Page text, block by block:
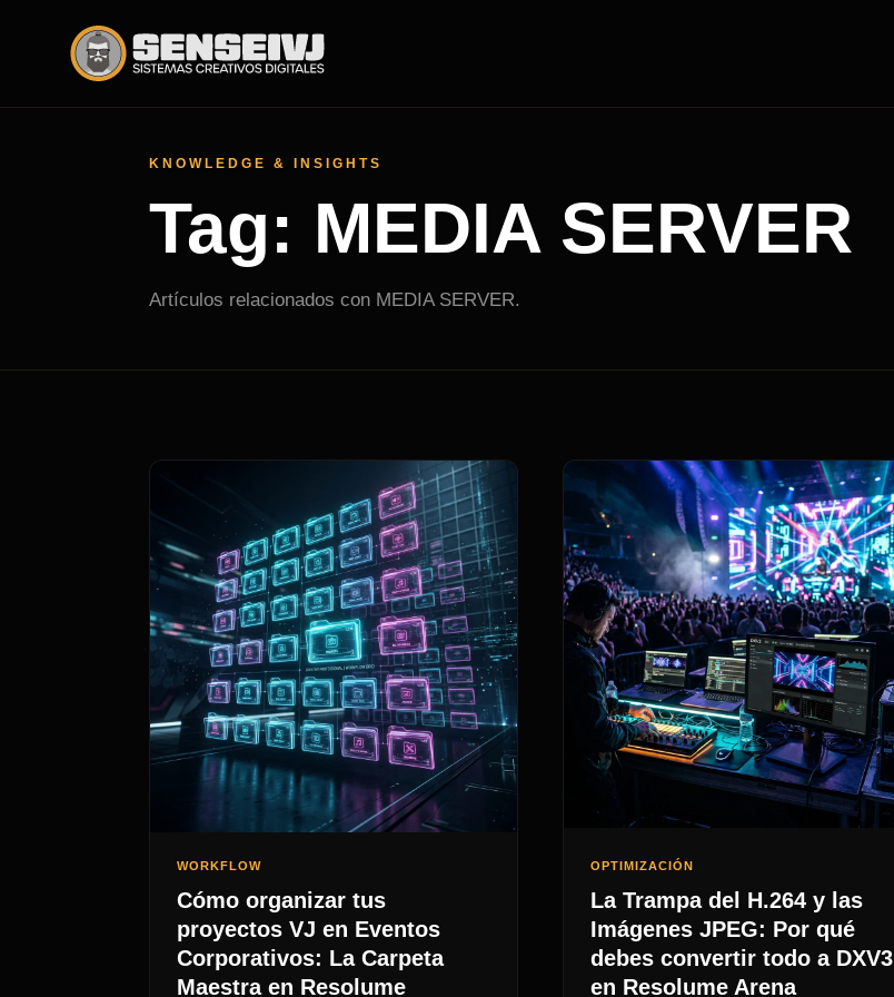
KNOWLEDGE & INSIGHTS
Tag: MEDIA SERVER
Artículos relacionados con MEDIA SERVER.
WORKFLOW
Cómo organizar tus
proyectos VJ en Eventos
Corporativos: La Carpeta
Maestra en Resolume
OPTIMIZACIÓN
La Trampa del H.264 y las
Imágenes JPEG: Por qué
debes convertir todo a DXV3
en Resolume Arena